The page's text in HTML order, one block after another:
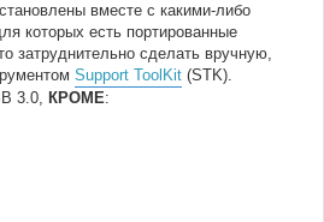
вместе с какими-либо
которых есть портированные
затруднительно сделать вручную,
Support ToolKit (STK).
3.0, КРОМЕ: